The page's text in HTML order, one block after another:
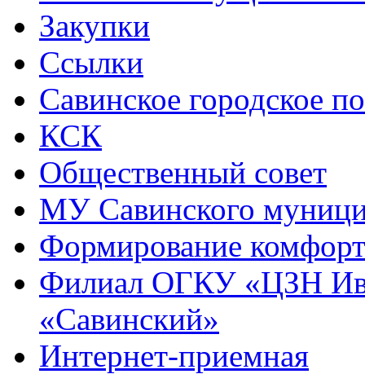
Закупки
Ссылки
Савинское городское
КСК
Общественный совет
МУ Савинского
Формирование
Филиал ОГКУ «ЦЗН
«Савинский»
Интернет-приемная